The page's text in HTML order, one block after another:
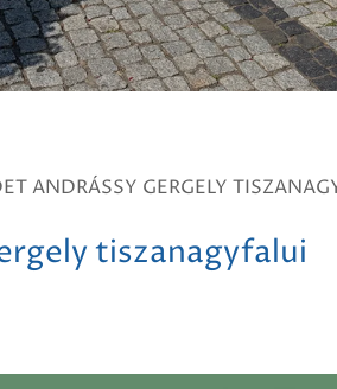
ANDRÁSSY GERGELY
tiszanagyfalui